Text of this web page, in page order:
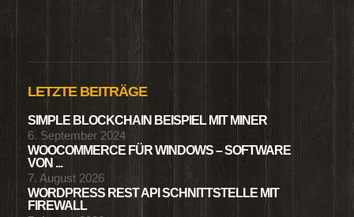
LETZTE BEITRÄGE
SIMPLE BLOCKCHAIN BEISPIEL MIT MINER
6. September 2024
WOOCOMMERCE FÜR WINDOWS – SOFTWARE
VON ...
7. August 2026
WORDPRESS REST API SCHNITTSTELLE MIT
FIREWALL